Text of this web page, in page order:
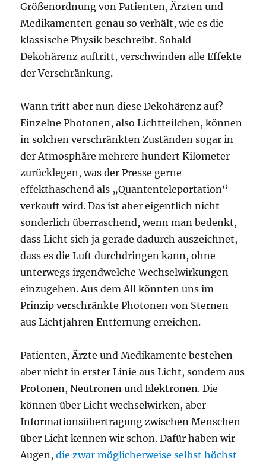
Größenordnung von Patienten, Ärzten und
Medikamenten genau so verhält, wie es die
klassische Physik beschreibt. Sobald
Dekohärenz auftritt, verschwinden alle Effekte
der Verschränkung.
Wann tritt aber nun diese Dekohärenz auf?
Einzelne Photonen, also Lichtteilchen, können
in solchen verschränkten Zuständen sogar in
der Atmosphäre mehrere hundert Kilometer
zurücklegen, was der Presse gerne
effekthaschend als „Quantenteleportation“
verkauft wird. Das ist aber eigentlich nicht
sonderlich überraschend, wenn man bedenkt,
dass Licht sich ja gerade dadurch auszeichnet,
dass es die Luft durchdringen kann, ohne
unterwegs irgendwelche Wechselwirkungen
einzugehen. Aus dem All könnten uns im
Prinzip verschränkte Photonen von Sternen
aus Lichtjahren Entfernung erreichen.
Patienten, Ärzte und Medikamente bestehen
aber nicht in erster Linie aus Licht, sondern aus
Protonen, Neutronen und Elektronen. Die
können über Licht wechselwirken, aber
Informationsübertragung zwischen Menschen
über Licht kennen wir schon. Dafür haben wir
Augen,die zwar möglicherweise selbst höchst